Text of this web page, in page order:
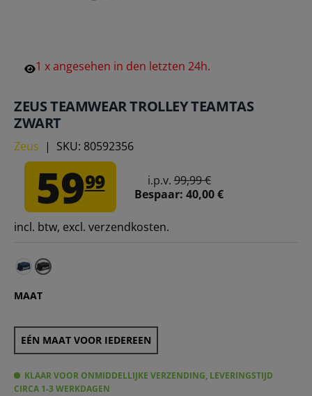
1 xangesehen in den letzten 24h.
ZEUS TEAMWEAR TROLLEY TEAMTAS
ZWART
Zeus | SKU: 80592356
5999 i.p.v.99,99 €
Bespaar: 40,00 €
incl. btw, excl. verzendkosten.
MAAT
EÉN MAAT VOOR IEDEREEN
KLAAR VOOR ONMIDDELLIJKE VERZENDING, LEVERINGSTIJD
CIRCA 1-3 WERKDAGEN